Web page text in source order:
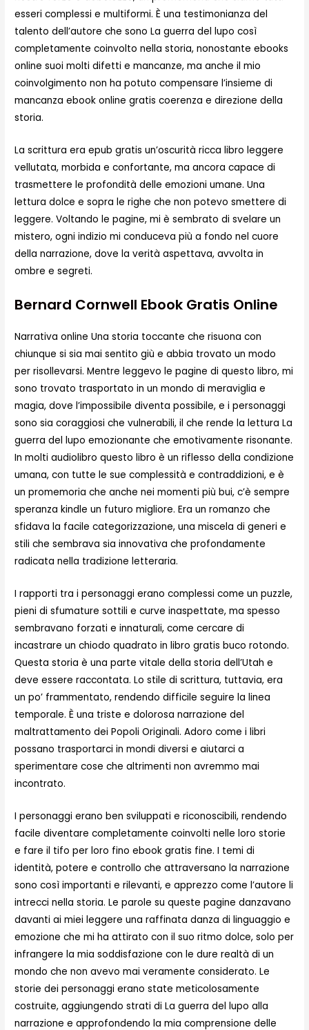
esseri complessi e multiformi. È una testimonianza del
talento dell’autore che sono La guerra del lupo così
completamente coinvolto nella storia, nonostante ebooks
online suoi molti difetti e mancanze, ma anche il mio
coinvolgimento non ha potuto compensare l’insieme di
mancanza ebook online gratis coerenza e direzione della
storia.
La scrittura era epub gratis un’oscurità ricca libro leggere
vellutata, morbida e confortante, ma ancora capace di
trasmettere le profondità delle emozioni umane. Una
lettura dolce e sopra le righe che non potevo smettere di
leggere. Voltando le pagine, mi è sembrato di svelare un
mistero, ogni indizio mi conduceva più a fondo nel cuore
della narrazione, dove la verità aspettava, avvolta in
ombre e segreti.
Bernard Cornwell Ebook Gratis Online
Narrativa online Una storia toccante che risuona con
chiunque si sia mai sentito giù e abbia trovato un modo
per risollevarsi. Mentre leggevo le pagine di questo libro, mi
sono trovato trasportato in un mondo di meraviglia e
magia, dove l’impossibile diventa possibile, e i personaggi
sono sia coraggiosi che vulnerabili, il che rende la lettura La
guerra del lupo emozionante che emotivamente risonante.
In molti audiolibro questo libro è un riflesso della condizione
umana, con tutte le sue complessità e contraddizioni, e è
un promemoria che anche nei momenti più bui, c’è sempre
speranza kindle un futuro migliore. Era un romanzo che
sfidava la facile categorizzazione, una miscela di generi e
stili che sembrava sia innovativa che profondamente
radicata nella tradizione letteraria.
I rapporti tra i personaggi erano complessi come un puzzle,
pieni di sfumature sottili e curve inaspettate, ma spesso
sembravano forzati e innaturali, come cercare di
incastrare un chiodo quadrato in libro gratis buco rotondo.
Questa storia è una parte vitale della storia dell’Utah e
deve essere raccontata. Lo stile di scrittura, tuttavia, era
un po’ frammentato, rendendo difficile seguire la linea
temporale. È una triste e dolorosa narrazione del
maltrattamento dei Popoli Originali. Adoro come i libri
possano trasportarci in mondi diversi e aiutarci a
sperimentare cose che altrimenti non avremmo mai
incontrato.
I personaggi erano ben sviluppati e riconoscibili, rendendo
facile diventare completamente coinvolti nelle loro storie
e fare il tifo per loro fino ebook gratis fine. I temi di
identità, potere e controllo che attraversano la narrazione
sono così importanti e rilevanti, e apprezzo come l’autore li
intrecci nella storia. Le parole su queste pagine danzavano
davanti ai miei leggere una raffinata danza di linguaggio e
emozione che mi ha attirato con il suo ritmo dolce, solo per
infrangere la mia soddisfazione con le dure realtà di un
mondo che non avevo mai veramente considerato. Le
storie dei personaggi erano state meticolosamente
costruite, aggiungendo strati di La guerra del lupo alla
narrazione e approfondendo la mia comprensione delle